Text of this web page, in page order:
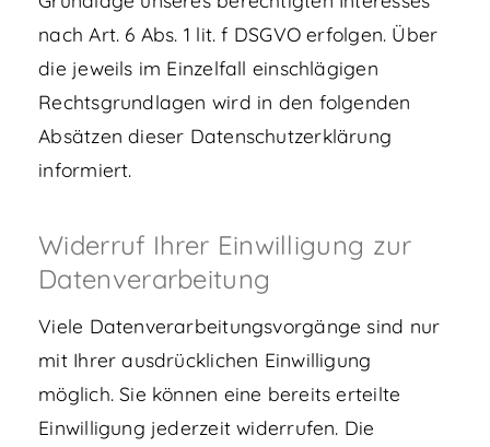
nach Art. 6 Abs. 1 lit. f DSGVO erfolgen. Über
die jeweils im Einzelfall einschlägigen
Rechtsgrundlagen wird in den folgenden
Absätzen dieser Datenschutzerklärung
informiert.
Widerruf Ihrer Einwilligung zur
Datenverarbeitung
Viele Datenverarbeitungsvorgänge sind nur
mit Ihrer ausdrücklichen Einwilligung
möglich. Sie können eine bereits erteilte
Einwilligung jederzeit widerrufen. Die